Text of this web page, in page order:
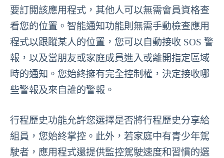
要訂閲該應用程式，其他人可以無需會員資格查
看您的位置。智能通知功能則無需手動檢查應用
程式以跟蹤某人的位置，您可以自動接收 SOS 警
報，以及當朋友或家庭成員進入或離開指定區域
時的通知。您始終擁有完全控制權，決定接收哪
些警報及來自誰的警報。
行程歷史功能允許您選擇是否將行程歷史分享給
組員，您始終掌控。此外，若家庭中有青少年駕
駛者，應用程式還提供監控駕駛速度和習慣的選